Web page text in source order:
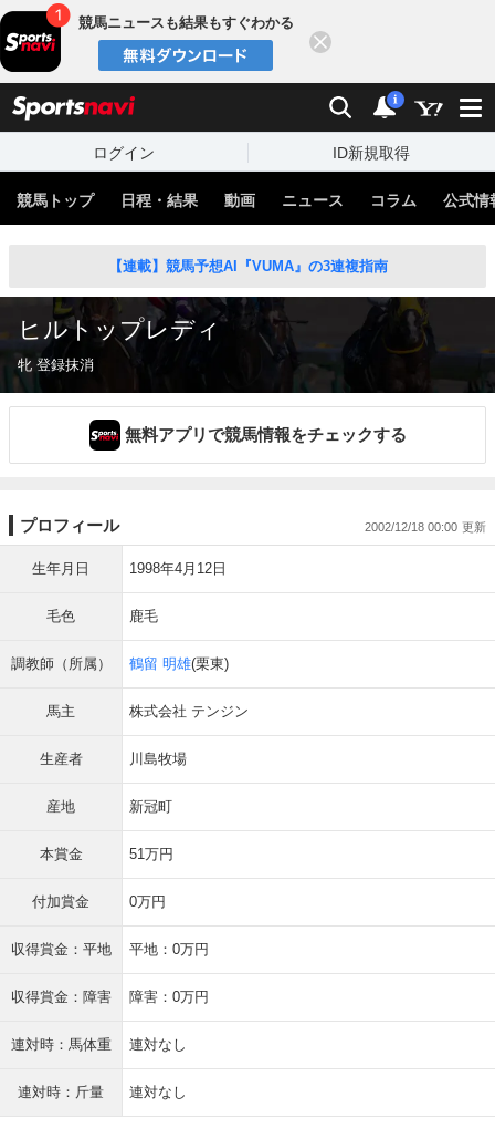
競馬ニュースも結果もすぐわかる
検索 通知
i
ログイン ID新規取得
競馬トップ 日程・結果 動画 ニュース コラム 公式情
【連載】競馬予想AI『VUMA』の3連複指南
ヒルトップレディ
牝 登録抹消
無料アプリで競馬情報をチェックする
プロフィール 2002/12/18 00:00
生年月日 1998年4月12日
毛色 鹿毛
調教師（所属） 鶴留 明雄(栗東)
馬主 株式会社 テンジン
生産者 川島牧場
産地 新冠町
本賞金 51万円
付加賞金 0万円
収得賞金：平地 平地：0万円
収得賞金：障害 障害：0万円
連対時：馬体重 連対なし
連対時：斤量 連対なし